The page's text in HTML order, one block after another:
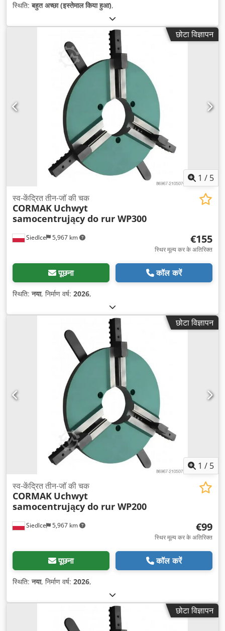
स्थिति:बहुत अच्छा (इस्तेमाल किया हुआ),
छोटा विज्ञापन
1 / 5
Siedlce 5,967 km
स्व-केंद्रित तीन-जॉ की चक
CORMAK Uchwyt
samocentrujący do rur WP300
€155
स्थिर मूल्य कर के अतिरिक्त
पूछना कॉल करें
स्थिति:नया, निर्माण वर्ष: 2026,
छोटा विज्ञापन
1 / 5
Siedlce 5,967 km
स्व-केंद्रित तीन-जॉ की चक
CORMAK Uchwyt
samocentrujący do rur WP200
€99
स्थिर मूल्य कर के अतिरिक्त
पूछना कॉल करें
स्थिति:नया, निर्माण वर्ष: 2026,
छोटा विज्ञापन